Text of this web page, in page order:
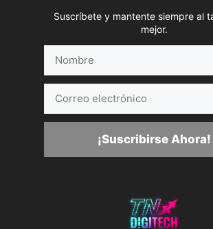
Suscríbete y mantente siempre al
mejor.
electrónico
¡Suscribirse Ahora!